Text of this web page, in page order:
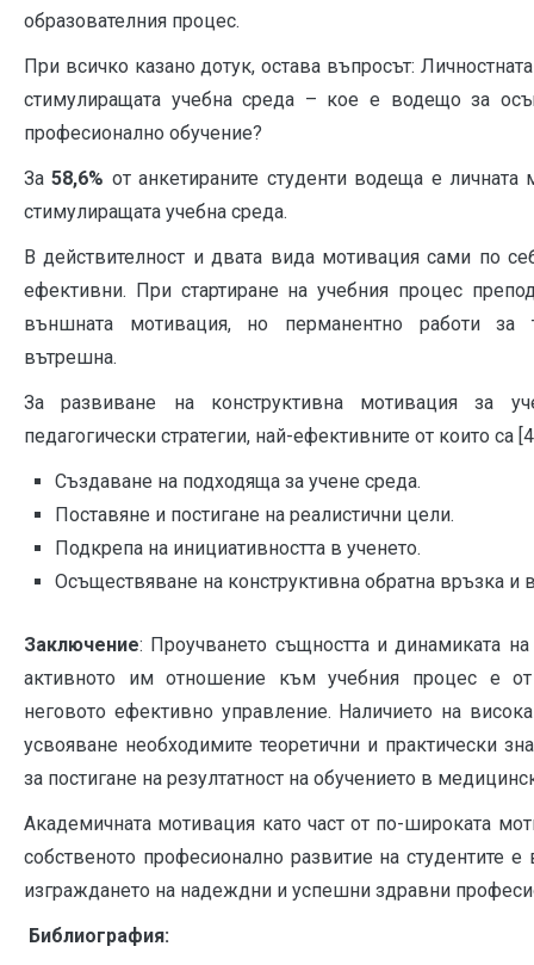
образователния процес.
При всичко казано дотук, остава въпросът:
стимулиращата учебна среда – кое е водещо за
професионално обучение?
За58,6% от анкетираните студенти водеща е личната
стимулиращата учебна среда.
В действителност и двата вида мотивация сами по
ефективни. При стартиране на учебния процес
външната мотивация, но перманентно работи за
вътрешна.
За развиване на конструктивна мотивация за
педагогически стратегии, най-ефективните от които са
Създаване на подходяща за учене среда.
Поставяне и постигане на реалистични цели.
Подкрепа на инициативността в ученето.
Осъществяване на конструктивна обратна връзка и
Заключение: Проучването същността и динамиката на
активното им отношение към учебния процес е
неговото ефективно управление. Наличието на
усвояване необходимите теоретични и практически
за постигане на резултатност на обучението в
Академичната мотивация като част от по-широката
собственото професионално развитие на студентите
изграждането на надеждни и успешни здравни
Библиография: